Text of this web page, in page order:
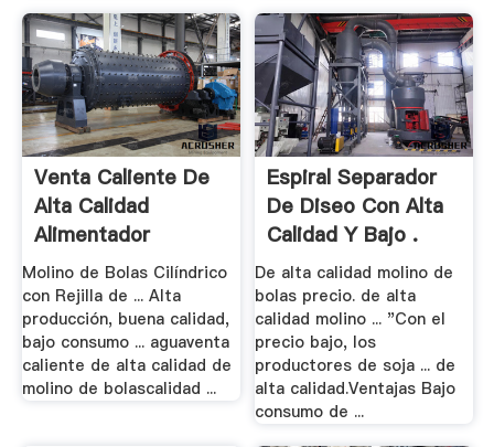
Venta Caliente De
Alta Calidad
Alimentador
Vibratorio
Molino de Bolas Cilíndrico
con Rejilla de ... Alta
producción, buena calidad,
bajo consumo ... aguaventa
caliente de alta calidad de
molino de bolascalidad ...
Espiral Separador
De Diseo Con Alta
Calidad Y Bajo .
De alta calidad molino de
bolas precio. de alta
calidad molino ... "Con el
precio bajo, los
productores de soja ... de
alta calidad.Ventajas Bajo
consumo de ...